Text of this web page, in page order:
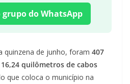
do WhatsApp
quinzena de junho, foram 407
16,24 quilômetros de cabos
que coloca o município na